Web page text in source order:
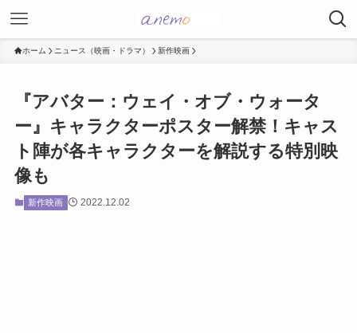
ホーム ニュース（映画・ドラマ） 新作映画
『アバター：ウェイ・オブ・ウォータ
ー』キャラクターポスター解禁！キャス
ト陣が各キャラクターを解説する特別映
像も
新作映画 2022.12.02